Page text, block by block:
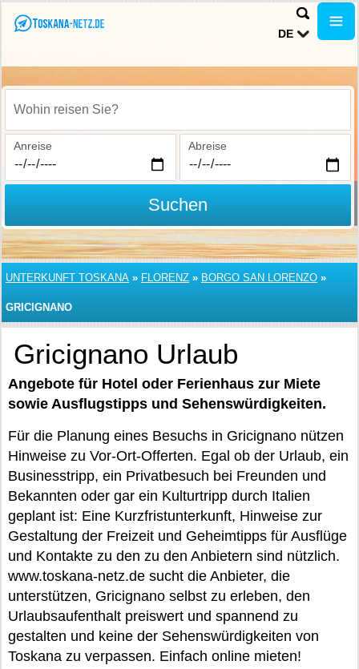
DE
Wohin reisen Sie?
Anreise Abreise
Suchen
UNTERKUNFT TOSKANA » FLORENZ » BORGO SAN LORENZO »
GRICIGNANO
Gricignano Urlaub
Angebote für Hotel oder Ferienhaus zur Miete
sowie Ausflugstipps und Sehenswürdigkeiten.
Für die Planung eines Besuchs in Gricignano nützen
Hinweise zu Vor-Ort-Offerten. Egal ob der Urlaub, ein
Businesstripp, ein Privatbesuch bei Freunden und
Bekannten oder gar ein Kulturtripp durch Italien
geplant ist: Eine Kurzfristunterkunft, Hinweise zur
Gestaltung der Freizeit und Geheimtipps für Ausflüge
und Kontakte zu den zu den Anbietern sind nützlich.
www.toskana-netz.de sucht die Anbieter, die
unterstützen, Gricignano selbst zu erleben, den
Urlaubsaufenthalt preiswert und spannend zu
gestalten und keine der Sehenswürdigkeiten von
Toskana zu verpassen. Einfach online mieten!